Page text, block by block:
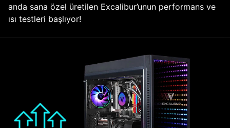
anda sana özel üretilen Excalibur’unun performans ve
ısı testleri başlıyor!